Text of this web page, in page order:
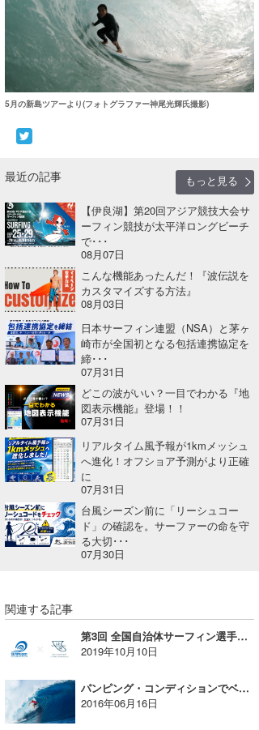
5月の新島ツアーより(フォトグラファー神尾光輝氏撮影)
最近の記事
もっと見る
【伊良湖】第20回アジア競技大会サ
ーフィン競技が太平洋ロングビーチ
で･･･
08月07日
こんな機能あったんだ！『波伝説を
カスタマイズする方法』
08月03日
日本サーフィン連盟（NSA）と茅ヶ
崎市が全国初となる包括連携協定を
締･･･
07月31日
どこの波がいい？一目でわかる『地
図表示機能』登場！！
07月31日
リアルタイム風予報が1kmメッシュ
へ進化！オフショア予測がより正確
に
07月31日
台風シーズン前に「リーシュコー
ド」の確認を。サーファーの命を守
る大切･･･
07月30日
関連する記事
第3回 全国自治体サーフィン選手権大会 in 宮崎
2019年10月10日
パンピング・コンディションでベスト8決定。スレーターがパーフェクトに近い19.77をスコア
2016年06月16日
喜納海人
KID
KOBU
KY
S.K
Soulman
VAGY
waka☆=
YUKI☆
たっちー
ハンマー
まっきー
三輪予報士
小川予報士
上田純子
唐澤予報士
SancheZ
ゴン
米山予報士